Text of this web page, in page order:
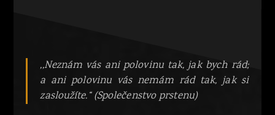
,,Neznám vás ani polovinu tak, jak bych rád;
a ani polovinu vás nemám rád tak, jak si
zasloužíte.“ (Společenstvo prstenu)